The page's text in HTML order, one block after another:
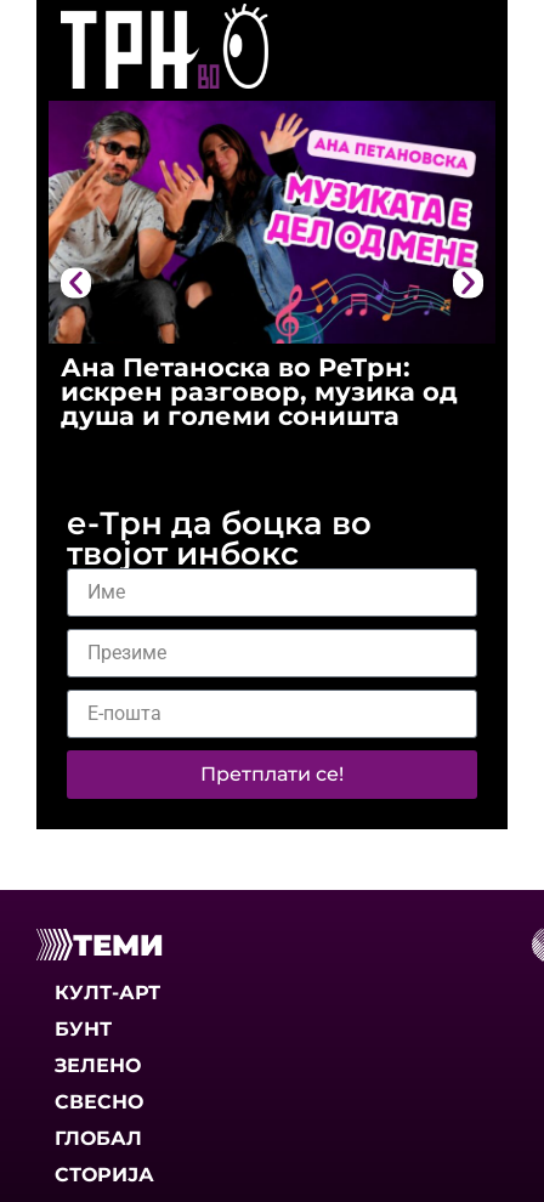
Ана Петаноска во РеТрн:
искрен разговор, музика од
душа и големи соништа
е-Трн да боцка во
твојот инбокс
Претплати се!
ТЕМИ
КУЛТ-АРТ
БУНТ
ЗЕЛЕНО
СВЕСНО
ГЛОБАЛ
СТОРИЈА